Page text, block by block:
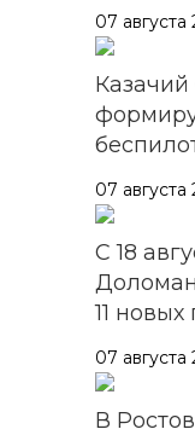
07 августа
Казачий
07 августа
С 18
11
07 августа
В